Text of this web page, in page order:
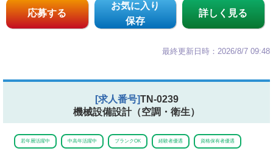
応募する
お気に入り
保存
詳しく見る
最終更新日時：2026/8/7 09:48
[求人番号]TN-0239
機械設備設計（空調・衛生）
若年層活躍中 中高年活躍中 ブランクOK 経験者優遇 資格保有者優遇